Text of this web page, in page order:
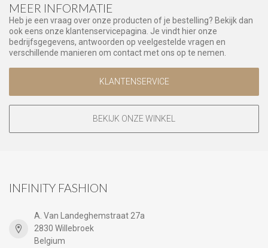
MEER INFORMATIE
Heb je een vraag over onze producten of je bestelling? Bekijk dan
ook eens onze klantenservicepagina. Je vindt hier onze
bedrijfsgegevens, antwoorden op veelgestelde vragen en
verschillende manieren om contact met ons op te nemen.
KLANTENSERVICE
BEKIJK ONZE WINKEL
INFINITY FASHION
A. Van Landeghemstraat 27a
2830 Willebroek
Belgium